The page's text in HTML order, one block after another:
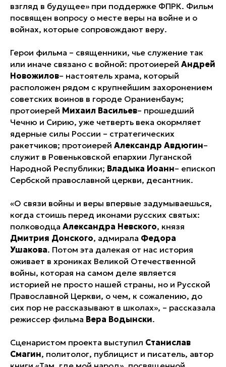
взгляд в будущее» при поддержке ФПРК. Фильм
посвящен вопросу о месте веры на войне и о
войнах, которые сопровождают веру.
Герои фильма – священники, чье служение так
или иначе связано с войной: протоиерей Андрей
Новожилов– настоятель храма, который
расположен рядом с крупнейшим захоронением
советских воинов в городе Ораниенбаум;
протоиерей Михаил Васильев– прошедший
Чечню и Сирию, уже четверть века окормляет
ядерные силы России – стратегических
ракетчиков; протоиерей Александр Авдюгин–
служит в Ровеньковской епархии Луганской
Народной Республики; Владыка Иоанн– епископ
Сербской православной церкви, десантник.
«О связи войны и веры впервые задумываешься,
когда стоишь перед иконами русских святых:
полководца Александра Невского, князя
Дмитрия Донского, адмирала Федора
Ушакова. Потом эта далекая от нас история
оживает в хрониках Великой Отечественной
войны, которая на самом деле является
историей не просто нашей страны, но и Русской
Православной Церкви, о чем, к сожалению, до
сих пор не рассказывают в школах», – рассказала
режиссер фильма Вера Водынски.
Сценаристом проекта выступил Станислав
Смагин, политолог, публицист и писатель, автор